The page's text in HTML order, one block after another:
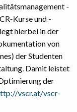
-
Kurse und -
hierbei in der
von
der Studenten
Damit leistet
der
vscr.at/vscr-